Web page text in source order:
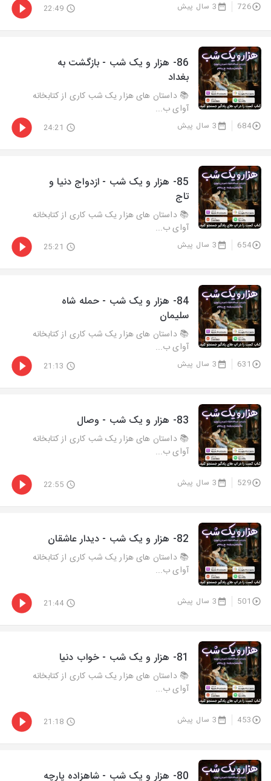
726 3 سال پیش 22:49
86- هزار و يک شب - بازگشت به
بغداد
📚 داستان های هزار یک شب کاری از کتابخانه
آوای ب...
684 3 سال پیش 24:21
85- هزار و يک شب - ازدواج دنیا و
تاج
📚 داستان های هزار یک شب کاری از کتابخانه
آوای ب...
654 3 سال پیش 25:21
84- هزار و يک شب - حمله شاه
سلیمان
📚 داستان های هزار یک شب کاری از کتابخانه
آوای ب...
631 3 سال پیش 21:13
83- هزار و يک شب - وصال
📚 داستان های هزار یک شب کاری از کتابخانه
آوای ب...
529 3 سال پیش 22:55
82- هزار و يک شب - دیدار عاشقان
📚 داستان های هزار یک شب کاری از کتابخانه
آوای ب...
501 3 سال پیش 21:44
81- هزار و يک شب - خواب دنیا
📚 داستان های هزار یک شب کاری از کتابخانه
آوای ب...
453 3 سال پیش 21:18
80- هزار و يک شب - شاهزاده پارچه